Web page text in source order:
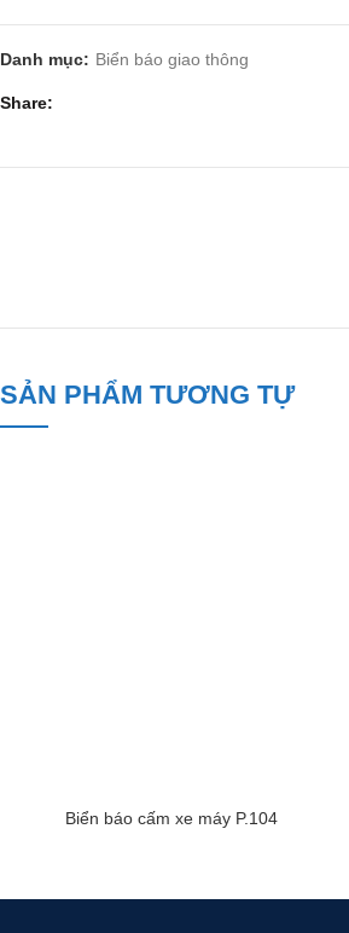
Danh mục: Biển báo giao thông
Share
SẢN PHẨM TƯƠNG TỰ
Biển báo cấm xe máy P.104